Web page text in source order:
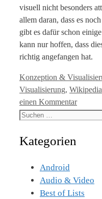
visuell nicht besonders
allem daran, dass es
gibt es dafür schon
kann nur hoffen, dass
richtig angefangen hat.
Kategorien
Konzeption &
Visualisierung, Wikipedia
einen Kommentar
Suche
Kategorien
Android
Audio & Video
Best of Lists